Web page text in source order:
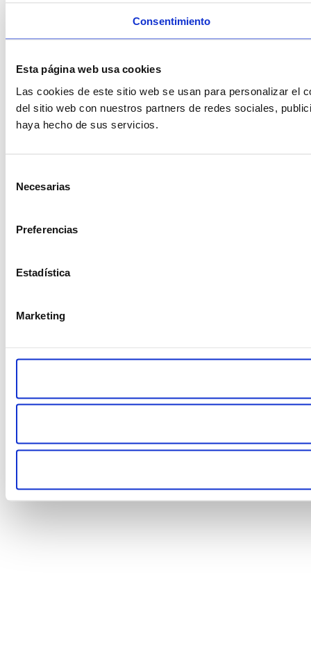
Consentimiento
Esta página web usa cookies
Las cookies de este sitio web se usan para personalizar el
del sitio web con nuestros partners de redes sociales,
haya hecho de sus servicios.
Necesarias
Preferencias
Estadística
Marketing